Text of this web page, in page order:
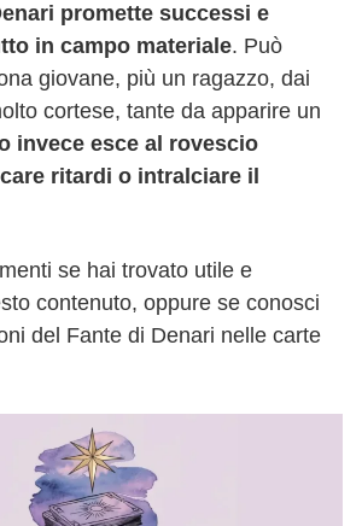
promette successi e
in campo materiale. Può
giovane, più un ragazzo, dai
cortese, tante da apparire un
invece esce al rovescio
ritardi o intralciare il
se hai trovato utile e
contenuto, oppure se conosci
del Fante di Denari nelle carte